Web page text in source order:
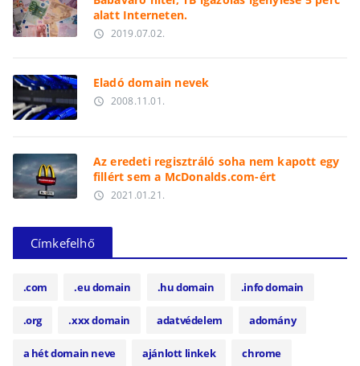
alatt Interneten.
access_time 2019.07.02.
Eladó domain nevek
access_time 2008.11.01.
Az eredeti regisztráló soha nem kapott egy
fillért sem a McDonalds.com-ért
access_time 2021.01.21.
Címkefelhő
.com .eu domain .hu domain .info domain
.org .xxx domain adatvédelem adomány
a hét domain neve ajánlott linkek chrome